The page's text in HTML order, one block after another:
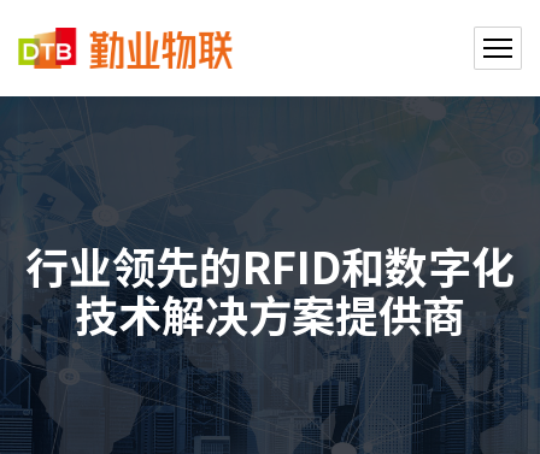
行业领先的RFID和数字化
技术解决方案提供商